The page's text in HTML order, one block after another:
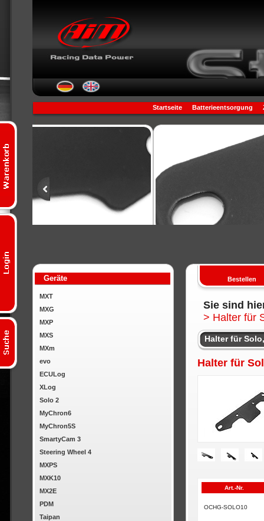
Startseite Batterieentsorgung
Geräte
MXT
MXG
MXP
MXS
MXm
evo
ECULog
XLog
Solo 2
MyChron6
MyChron5S
SmartyCam 3
Steering Wheel 4
MXPS
MXK10
MX2E
PDM
Taipan
Bestellen
Sie sind
> Halter für
Halter für
Halter für
Art.-Nr.
OCHG-SOLO10